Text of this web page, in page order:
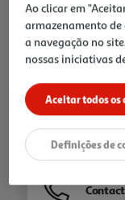
Ir para
Ao clicar em
armazenamento
a navegação no
nossas iniciativas
Aceitar todos os
Definições de